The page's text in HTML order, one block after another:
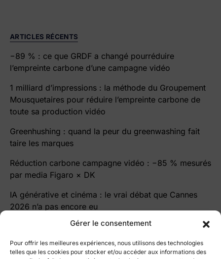
Gérer le consentement
Pour offrir les meilleures expériences, nous utilisons des technologies
telles que les cookies pour stocker et/ou accéder aux informations des
ARTICLES RÉCENTS
−89 % : ce que GRDF a changé pourréduire
l’empreinte carbone d’une campagne vidéo
1 milliard d’impressions : la méthode du Groupement
Mousquetaires pour réduire l’empreinte carbone de
toute sa production vidéo
Greenhushing : quand la peur du greenwashing fait
taire les marques
Réduction carbone campagne vidéo : −85 % mesurés
par media Figaro × DK
IA générative et cinéma : le vrai débat que Cannes
2026 n’a pas encore eu